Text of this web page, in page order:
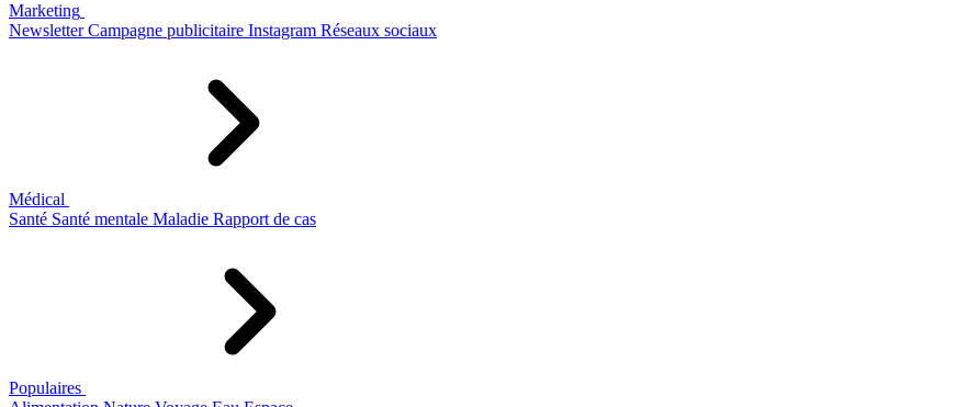
Marketing
Newsletter Campagne publicitaire Instagram Réseaux sociaux
Médical
Santé Santé mentale Maladie Rapport de cas
Populaires